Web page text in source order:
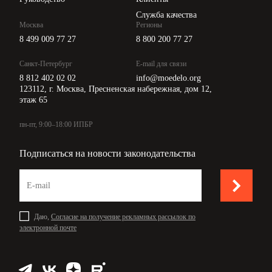
Служба качества
Москва
8 499 009 77 27
Санкт-Петербург
8 812 402 02 02
Регионы
8 800 200 77 27
E-mail для связи
info@moedelo.org
123112, г. Москва, Пресненская набережная, дом 12,
этаж 65
пн-пт, 9:00–18:00 ИПБР
Подписаться на новости законодательства
Даю, Согласие на получение рекламных рассылок по
электронной почте